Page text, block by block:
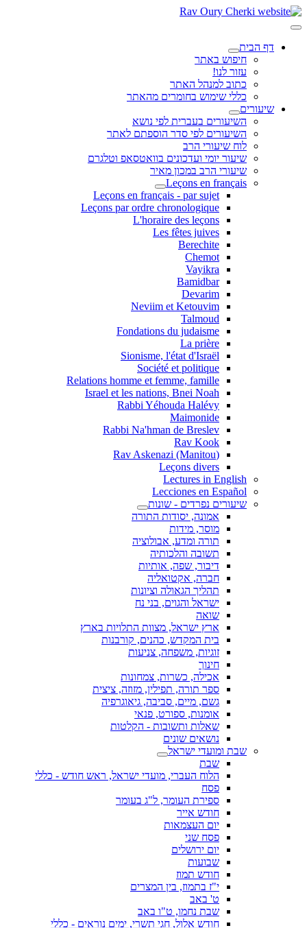
דף הבית
חיפוש באתר
עזור לנו!
כתוב למנהל האתר
כללי שימוש בחומרים מהאתר
שיעורים
השיעורים בעברית לפי נושא
השיעורים לפי סדר הוספתם לאתר
לוח שיעורי הרב
שיעור יומי ועדכונים בוואטסאפ וטלגרם
שיעורי הרב במכון מאיר
Leçons en français
Leçons en français - par sujet
Leçons par ordre chronologique
L'horaire des leçons
Les fêtes juives
Berechite
Chemot
Vayikra
Bamidbar
Devarim
Neviim et Ketouvim
Talmoud
Fondations du judaisme
La prière
Sionisme, l'état d'Israël
Société et politique
Relations homme et femme, famille
Israel et les nations, Bnei Noah
Rabbi Yéhouda Halévy
Maimonide
Rabbi Na'hman de Breslev
Rav Kook
(Rav Askenazi (Manitou
Leçons divers
Lectures in English
Lecciones en Español
שיעורים נפרדים - שונות
אמונה, יסודות התורה
מוסר, מידות
תורה ומדע, אבולוציה
תשובה והלכותיה
דיבור, שפה, אותיות
חברה, אקטואליה
תהליך הגאולה וציונות
ישראל והגוים, בני נח
שואה
ארץ ישראל, מצוות התלויות בארץ
בית המקדש, כהנים, קורבנות
זוגיות, משפחה, צניעות
חינוך
אכילה, כשרות, צמחונות
ספר תורה, תפילין, מזוזה, ציצית
גשם, מיים, סביבה, גיאוגרפיה
אומנות, ספורט, פנאי
שאלות ותשובות - הקלטות
נושאים שונים
שבת ומועדי ישראל
שבת
הלוח העברי, מועדי ישראל, ראש חודש - כללי
פסח
ספירת העומר, ל"ג בעומר
חודש אייר
יום העצמאות
פסח שני
יום ירושלים
שבועות
חודש תמוז
י"ז בתמוז, בין המצרים
ט' באב
שבת נחמו, ט"ו באב
חודש אלול, חגי תשרי, ימים נוראים - כללי